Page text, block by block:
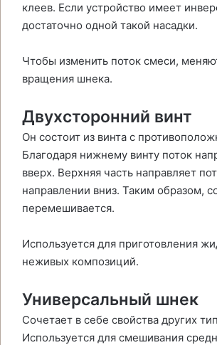
клеев. Если устройство имеет
достаточно одной такой насадки.
Чтобы изменить поток смеси,
вращения шнека.
Двухсторонний винт
Он состоит из винта с
Благодаря нижнему винту поток
вверх. Верхняя часть направляет
направлении вниз. Таким образом,
перемешивается.
Используется для приготовления
неживых композиций.
Универсальный шнек
Сочетает в себе свойства других
Используется для смешивания